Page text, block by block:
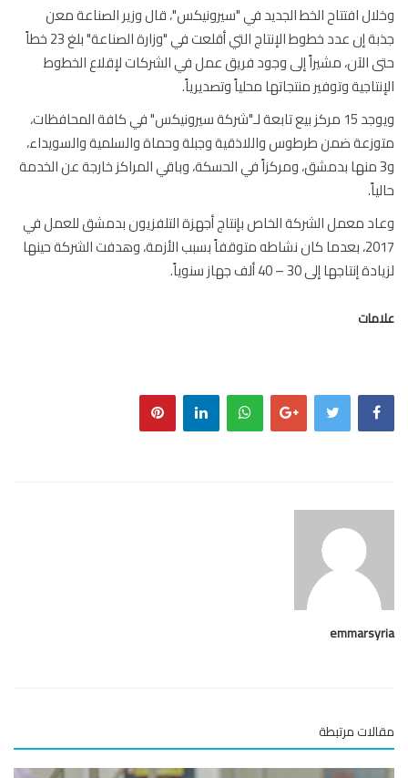
افتتاح الخط الجديد في "سيرونيكس"، قال وزير الصناعة معن
جذبة إن عدد خطوط الإنتاج التي أقلعت في "وزارة الصناعة" بلغ 23 خطاً
الآن، مشيراً إلى وجود فريق عمل في الشركات لإقلاع الخطوط
وتوفير منتجاتها محلياً وتصديرياً.
ويوجد 15 مركز بيع تابعة لـ"شركة سيرونيكس" في كافة المحافظات،
ضمن طرطوس واللاذقية وجبلة وحماة والسلمية والسويداء،
و3 منها بدمشق، ومركزاً في الحسكة، وباقي المراكز خارجة عن الخدمة
معمل الشركة الخاص بإنتاج أجهزة التلفزيون بدمشق للعمل في
2017، بعدما كان نشاطه متوقفاً بسبب الأزمة، وهدفت الشركة حينها
إلى 30 – 40 ألف جهاز سنوياً.
مرتبطة